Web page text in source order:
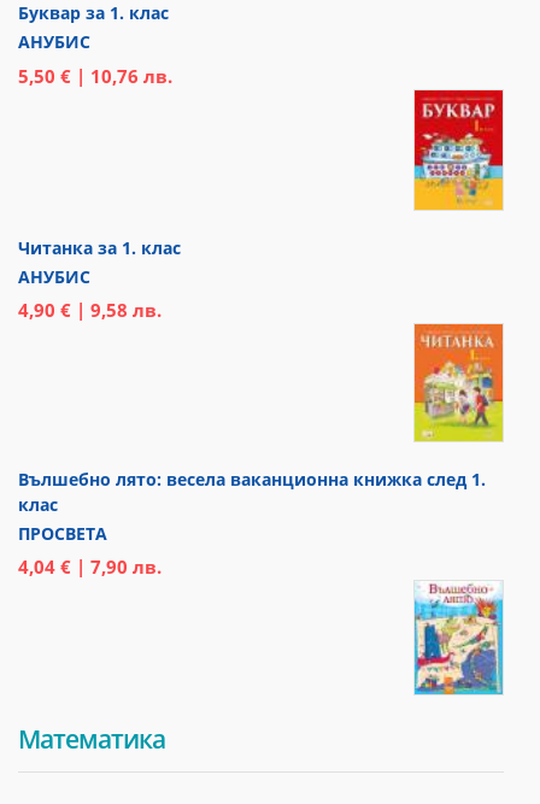
Буквар за 1. клас
АНУБИС
5,50 € | 10,76 лв.
Читанка за 1. клас
АНУБИС
4,90 € | 9,58 лв.
Вълшебно лято: весела ваканционна книжка след 1.
клас
ПРОСВЕТА
4,04 € | 7,90 лв.
Математика